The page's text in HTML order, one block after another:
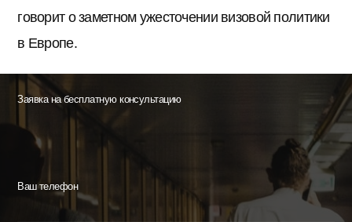
говорит о заметном ужесточении визовой политики
в Европе.
Заявка на бесплатную консультацию
Ваш телефон